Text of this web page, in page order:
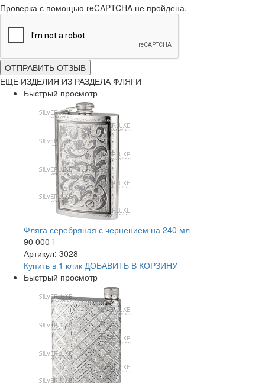
Проверка с помощью reCAPTCHA не пройдена.
ОТПРАВИТЬ ОТЗЫВ
ЕЩЁ ИЗДЕЛИЯ ИЗ РАЗДЕЛА ФЛЯГИ
Быстрый просмотр
Фляга серебряная с чернением на 240 мл
90 000 i
Артикул: 3028
Купить в 1 клик ДОБАВИТЬ В КОРЗИНУ
Быстрый просмотр